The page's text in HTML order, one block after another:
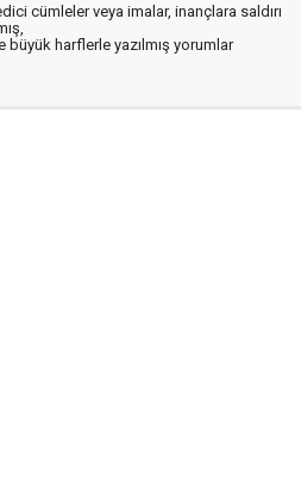
cümleler veya imalar, inançlara saldırı
büyük harflerle yazılmış yorumlar